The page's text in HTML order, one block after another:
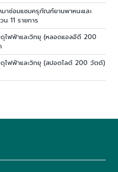
มาซ่อมแซมครุภัณฑ์ยานพาหนะและ
11 รายการ
ดุไฟฟ้าและวิทยุ (หลอดแอลอีดี 200
ดุไฟฟ้าและวิทยุ (สปอตไลต์ 200 วัตต์)